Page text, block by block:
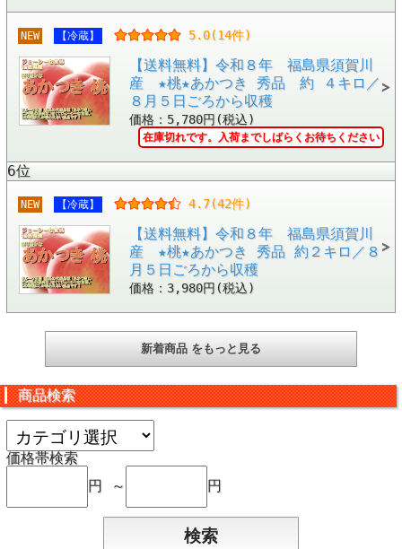
NEW 【冷蔵】 5.0(14件)
【送料無料】令和８年 福島県須賀川
産 ★桃★あかつき 秀品 約 ４キロ／
８月５日ごろから収穫
価格：5,780円(税込)
在庫切れです。入荷までしばらくお待ちください
6位
NEW 【冷蔵】 4.7(42件)
【送料無料】令和８年 福島県須賀川
産 ★桃★あかつき 秀品 約２キロ／８
月５日ごろから収穫
価格：3,980円(税込)
新着商品 をもっと見る
商品検索
価格帯検索
円 ～
円